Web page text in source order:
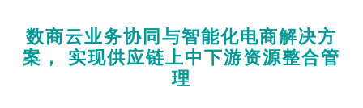
数商云业务协同与智能化电商解决方
案， 实现供应链上中下游资源整合管
理